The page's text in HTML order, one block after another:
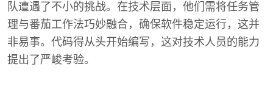
队遭遇了不小的挑战。在技术层面，他们需将任务管
理与番茄工作法巧妙融合，确保软件稳定运行，这并
非易事。代码得从头开始编写，这对技术人员的能力
提出了严峻考验。